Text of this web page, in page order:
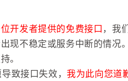
开发者提供的免费接口 ，我
现不稳定或服务中断的情况
。
致接口失效， 我为此向您道